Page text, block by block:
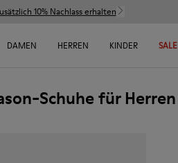
10% Nachlass erhalten
DAMEN HERREN KINDER SALE
Schuhe für Herren